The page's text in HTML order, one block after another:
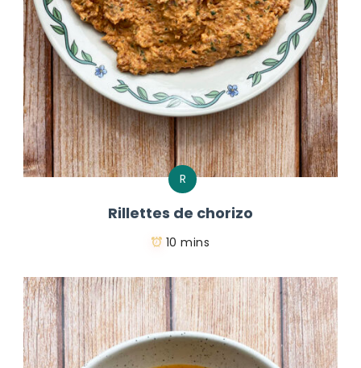
R
Rillettes de chorizo
10 mins